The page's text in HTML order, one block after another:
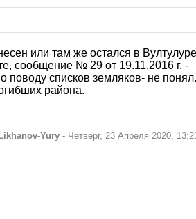
или там же остался в
сообщение № 29 от 19.11.2016 г. -
поводу списков земляков- не понял.
района.
Likhanov-Yury - Четверг, 23 Апреля 2020,